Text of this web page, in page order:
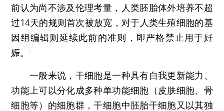
前认为尚不涉及伦理考量，人类胚胎体外培养不超
过14天的规则首次被放宽，对于人类生殖细胞的基
因组编辑则延续此前的准则，即严格禁止用于妊
娠。
一般来说，干细胞是一种具有自我更新能力、
功能上可以分化成多种单功能细胞（皮肤细胞、骨
细胞等）的细胞群，干细胞中胚胎干细胞又以其独